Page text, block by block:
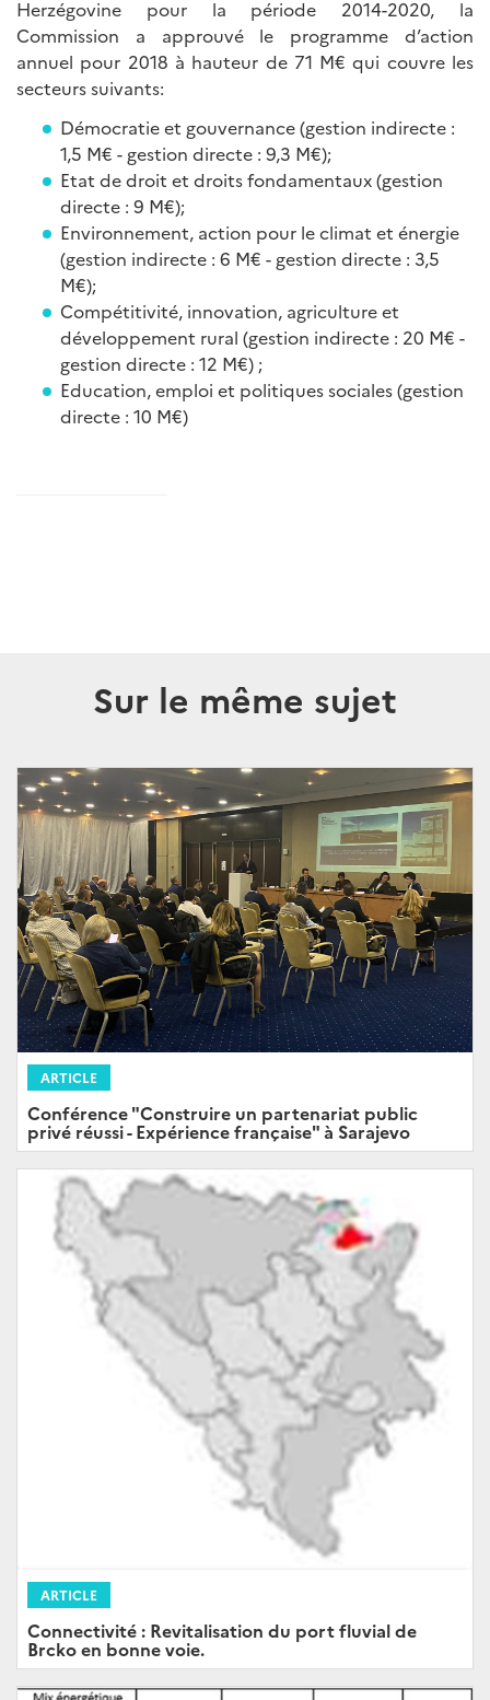
Herzégovine pour la période 2014-2020, la
Commission a approuvé le programme d’action
annuel pour 2018 à hauteur de 71 M€ qui couvre les
secteurs suivants:
Démocratie et gouvernance (gestion indirecte :
1,5 M€ - gestion directe : 9,3 M€);
Etat de droit et droits fondamentaux (gestion
directe : 9 M€);
Environnement, action pour le climat et énergie
(gestion indirecte : 6 M€ - gestion directe : 3,5
M€);
Compétitivité, innovation, agriculture et
développement rural (gestion indirecte : 20 M€ -
gestion directe : 12 M€) ;
Education, emploi et politiques sociales (gestion
directe : 10 M€)
Sur le même sujet
ARTICLE
Conférence "Construire un partenariat public
privé réussi - Expérience française" à Sarajevo
ARTICLE
Connectivité : Revitalisation du port fluvial de
Brcko en bonne voie.